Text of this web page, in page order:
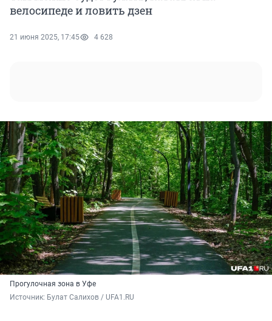
велосипеде и ловить дзен
21 июня 2025, 17:45 4 628
Прогулочная зона в Уфе
Источник: Булат Салихов / UFA1.RU